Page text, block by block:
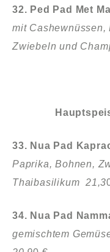
32. Ped Pad Met
mit
Zwiebeln und
33. Nua Pad
Paprika, Bohnen,
Thaibasilikum 21,3
34. Nua Pad
gemischtem